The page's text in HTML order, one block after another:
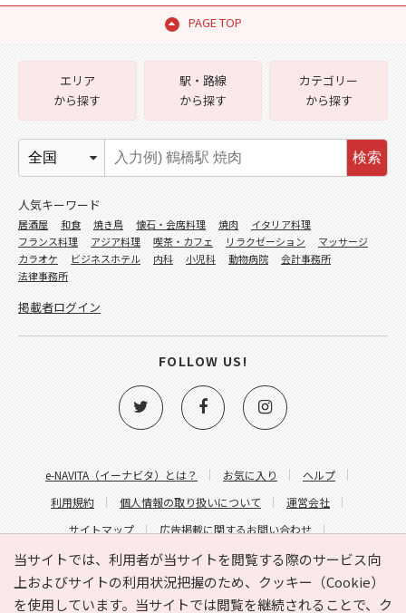
PAGE TOP
当サイトでは、利用者が当サイトを閲覧する際のサービス向
上およびサイトの利用状況把握のため、クッキー（Cookie）
を使用しています。当サイトでは閲覧を継続されることで、ク
e-NAVITA（イーナビタ）とは？ お気に入り
ヘルプ
利用規約
個人情報の取り扱いについて
運営会社
サイトマップ
広告掲載に関するお問い合わせ
サイトの内容に関するお問い合わせ
エリア
から探す
駅・路線
から探す
カテゴリー
から探す
検索
人気キーワード
居酒屋 和食 焼き鳥 懐石・会席料理 焼肉
イタリア料理
フランス料理
アジア料理 喫茶・カフェ リラクゼーション
マッサージ
カラオケ
ビジネスホテル 内科 小児科 動物病院
会計事務所
法律事務所
掲載者ログイン
FOLLOW US!